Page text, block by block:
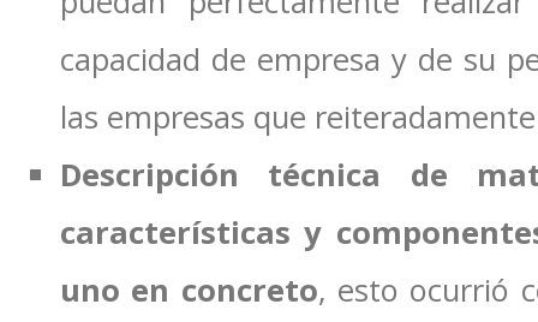
capacidad de empresa y de su
las empresas que
Descripción técnica de
características y
uno en concreto, esto ocurrió